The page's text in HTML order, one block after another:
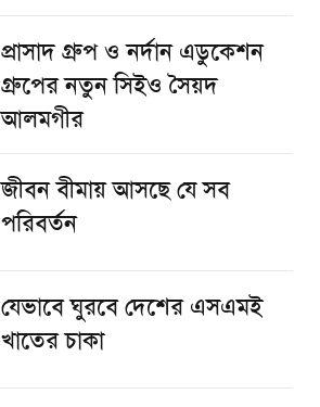
প্রাসাদ গ্রুপ ও নর্দান এডুকেশন
গ্রুপের নতুন সিইও সৈয়দ
আলমগীর
জীবন বীমায় আসছে যে সব
পরিবর্তন
যেভাবে ঘুরবে দেশের এসএমই
খাতের চাকা